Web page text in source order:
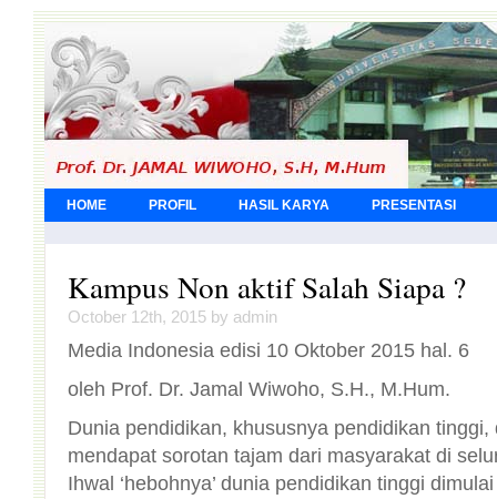
HOME PROFIL HASIL KARYA PRESENTASI
Kampus Non aktif Salah Siapa ?
October 12th, 2015 by admin
Media Indonesia edisi 10 Oktober 2015 hal. 6
oleh Prof. Dr. Jamal Wiwoho, S.H., M.Hum.
Dunia pendidikan, khususnya pendidikan
mendapat sorotan tajam dari masyarakat di
Ihwal ‘hebohnya’ dunia pendidikan tinggi dimulai
Teknologi, dan Pendidikan Tinggi (Menristek dan
saat melakukan kunjungan mendadak ke